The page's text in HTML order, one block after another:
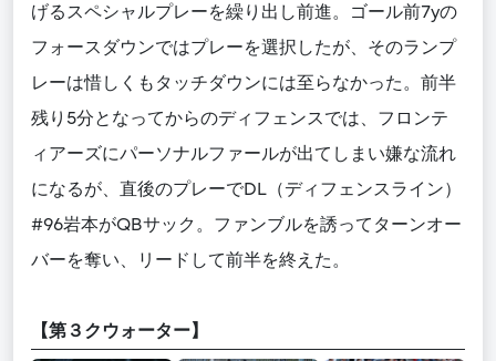
げるスペシャルプレーを繰り出し前進。ゴール前7yの
フォースダウンではプレーを選択したが、そのランプ
レーは惜しくもタッチダウンには至らなかった。前半
残り5分となってからのディフェンスでは、フロンテ
ィアーズにパーソナルファールが出てしまい嫌な流れ
になるが、直後のプレーでDL（ディフェンスライン）
#96岩本がQBサック。ファンブルを誘ってターンオー
バーを奪い、リードして前半を終えた。
【第３クウォーター】